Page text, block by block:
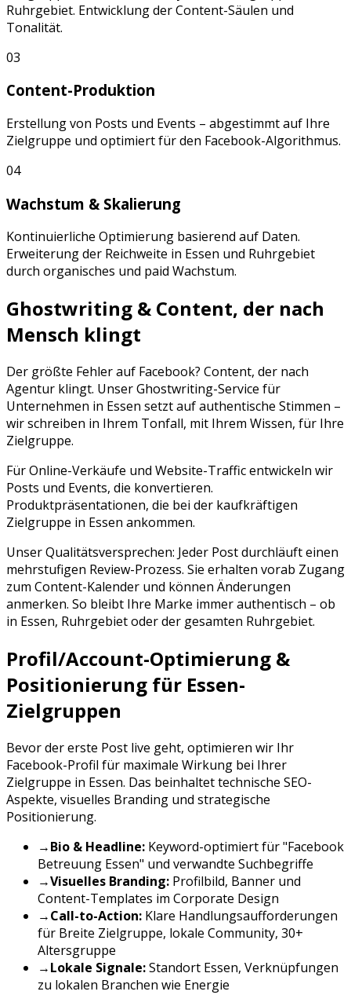
Ruhrgebiet. Entwicklung der Content-Säulen und
Tonalität.
03
Content-Produktion
Erstellung von Posts und Events – abgestimmt auf Ihre
Zielgruppe und optimiert für den Facebook-Algorithmus.
04
Wachstum & Skalierung
Kontinuierliche Optimierung basierend auf Daten.
Erweiterung der Reichweite in Essen und Ruhrgebiet
durch organisches und paid Wachstum.
Ghostwriting & Content, der nach
Mensch klingt
Der größte Fehler auf Facebook? Content, der nach
Agentur klingt. Unser Ghostwriting-Service für
Unternehmen in Essen setzt auf authentische Stimmen –
wir schreiben in Ihrem Tonfall, mit Ihrem Wissen, für Ihre
Zielgruppe.
Für Online-Verkäufe und Website-Traffic entwickeln wir
Posts und Events, die konvertieren.
Produktpräsentationen, die bei der kaufkräftigen
Zielgruppe in Essen ankommen.
Unser Qualitätsversprechen: Jeder Post durchläuft einen
mehrstufigen Review-Prozess. Sie erhalten vorab Zugang
zum Content-Kalender und können Änderungen
anmerken. So bleibt Ihre Marke immer authentisch – ob
in Essen, Ruhrgebietoder der gesamten Ruhrgebiet.
Profil/Account-Optimierung &
Positionierung für Essen-
Zielgruppen
Bevor der erste Post live geht, optimieren wir Ihr
Facebook-Profil für maximale Wirkung bei Ihrer
Zielgruppe in Essen. Das beinhaltet technische SEO-
Aspekte, visuelles Branding und strategische
Positionierung.
→Bio & Headline: Keyword-optimiert für "Facebook
Betreuung Essen" und verwandte Suchbegriffe
→Visuelles Branding: Profilbild, Banner und
Content-Templates im Corporate Design
→Call-to-Action: Klare Handlungsaufforderungen
für Breite Zielgruppe, lokale Community, 30+
Altersgruppe
→Lokale Signale:Standort Essen, Verknüpfungen
zu lokalen Branchen wie Energie